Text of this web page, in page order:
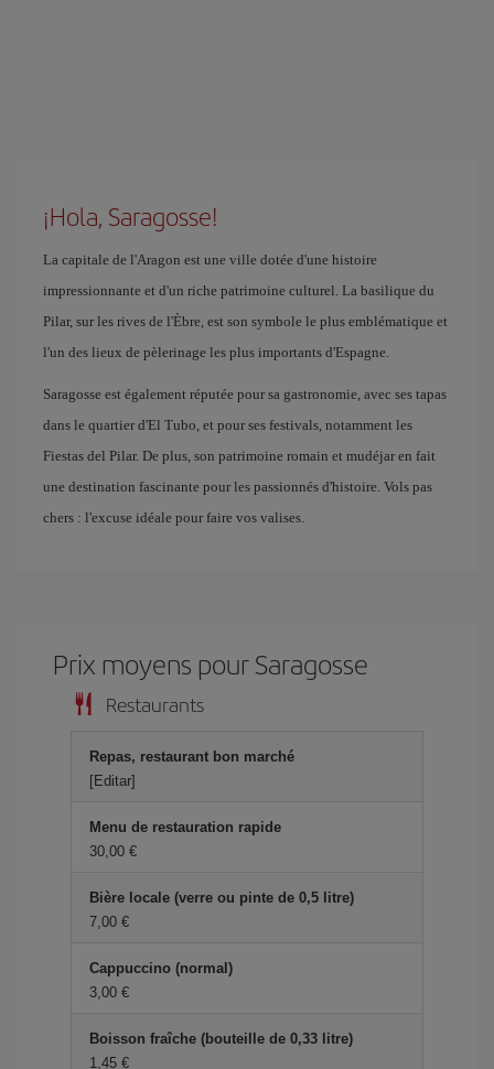
¡Hola, Saragosse!
La capitale de l'Aragon est une ville dotée d'une histoire
impressionnante et d'un riche patrimoine culturel. La basilique du
Pilar, sur les rives de l'Èbre, est son symbole le plus emblématique et
l'un des lieux de pèlerinage les plus importants d'Espagne.
Saragosse est également réputée pour sa gastronomie, avec ses tapas
dans le quartier d'El Tubo, et pour ses festivals, notamment les
Fiestas del Pilar. De plus, son patrimoine romain et mudéjar en fait
une destination fascinante pour les passionnés d'histoire. Vols pas
chers : l'excuse idéale pour faire vos valises.
Prix ​​moyens pour Saragosse
Restaurants
Repas, restaurant bon marché
[Editar]
Menu de restauration rapide
30,00 €
Bière locale (verre ou pinte de 0,5 litre)
7,00 €
Cappuccino (normal)
3,00 €
Boisson fraîche (bouteille de 0,33 litre)
1,45 €